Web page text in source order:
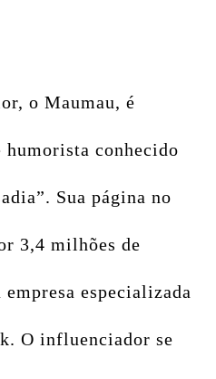
o Maumau, é
conhecido
Sua página no
3,4 milhões de
empresa especializada
O influenciador se